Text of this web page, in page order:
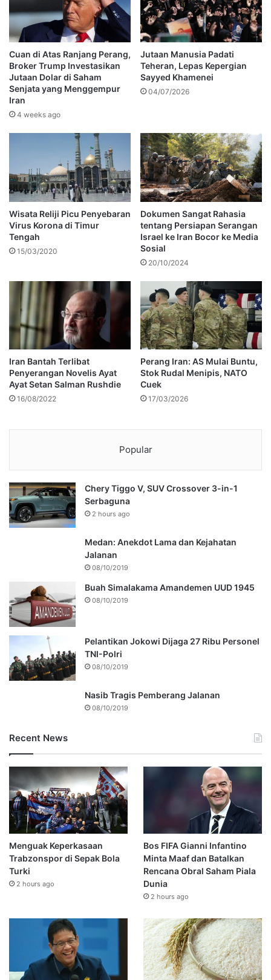
Cuan di Atas Ranjang Perang,
Broker Trump Investasikan
Jutaan Dolar di Saham
Senjata yang Menggempur
Iran
4 weeks ago
Jutaan Manusia Padati
Teheran, Lepas Kepergian
Sayyed Khamenei
04/07/2026
Wisata Reliji Picu Penyebaran
Virus Korona di Timur
Tengah
15/03/2020
Dokumen Sangat Rahasia
tentang Persiapan Serangan
Israel ke Iran Bocor ke Media
Sosial
20/10/2024
Iran Bantah Terlibat
Penyerangan Novelis Ayat
Ayat Setan Salman Rushdie
16/08/2022
Perang Iran: AS Mulai Buntu,
Stok Rudal Menipis, NATO
Cuek
17/03/2026
Popular
Chery Tiggo V, SUV Crossover 3-in-1
Serbaguna
2 hours ago
Medan: Anekdot Lama dan Kejahatan
Jalanan
08/10/2019
Buah Simalakama Amandemen UUD 1945
08/10/2019
Pelantikan Jokowi Dijaga 27 Ribu Personel
TNI-Polri
08/10/2019
Nasib Tragis Pemberang Jalanan
08/10/2019
Recent News
Menguak Keperkasaan
Trabzonspor di Sepak Bola
Turki
2 hours ago
Bos FIFA Gianni Infantino
Minta Maaf dan Batalkan
Rencana Obral Saham Piala
Dunia
2 hours ago